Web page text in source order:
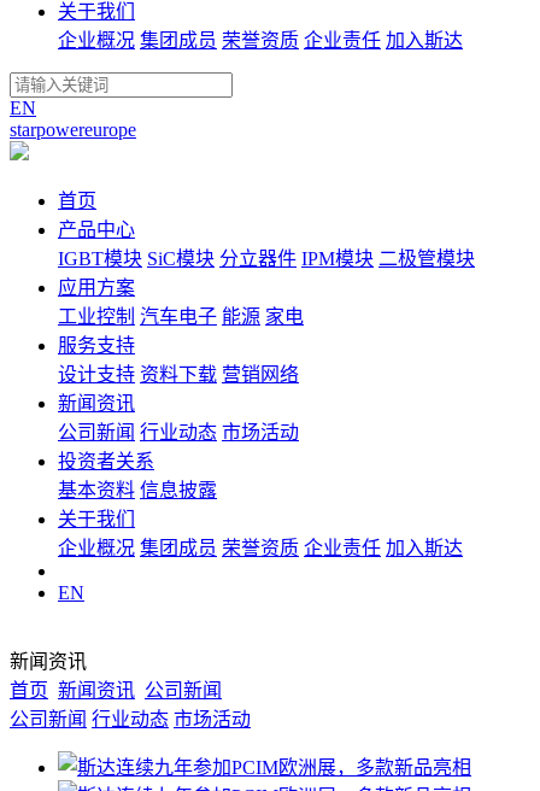
关于我们
企业概况 集团成员 荣誉资质 企业责任 加入斯达
EN
starpowereurope
首页
产品中心
IGBT模块 SiC模块 分立器件 IPM模块 二极管模块
应用方案
工业控制 汽车电子 能源 家电
服务支持
设计支持 资料下载 营销网络
新闻资讯
公司新闻 行业动态 市场活动
投资者关系
基本资料 信息披露
关于我们
企业概况 集团成员 荣誉资质 企业责任 加入斯达
EN
新闻资讯
首页 新闻资讯 公司新闻
公司新闻 行业动态 市场活动